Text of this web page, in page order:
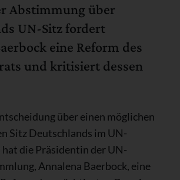
Abstimmung über
UN-Sitz fordert
eine Reform des
und kritisiert dessen
über einen möglichen
Sitz Deutschlands im UN-
die Präsidentin der UN-
Annalena Baerbock, eine